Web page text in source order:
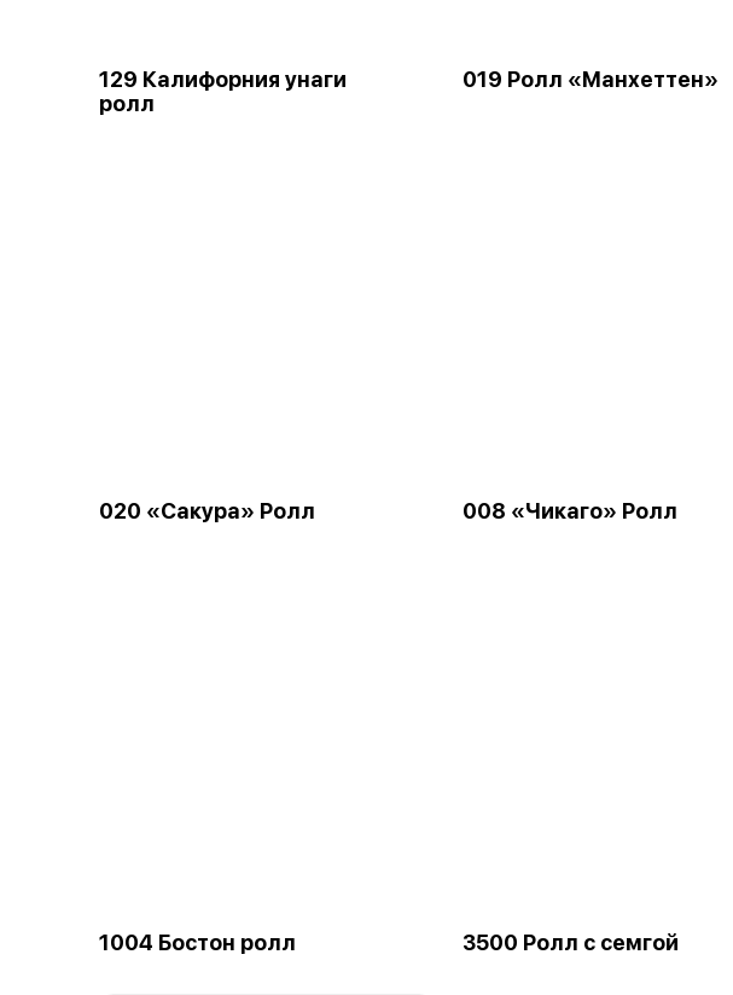
129 Калифорния унаги
ролл
019 Ролл «Манхеттен»
020 «Сакура» Ролл 008 «Чикаго» Ролл
1004 Бостон ролл 3500 Ролл с семгой